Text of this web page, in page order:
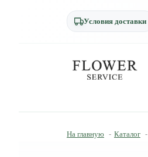
Условия доставки
На главную - Каталог -